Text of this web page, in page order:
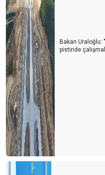
Bakan Uraloğlu:
pistinde